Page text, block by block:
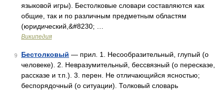
языковой игры). Бестолковые словари составляются как
общие, так и по различным предметным областям
(юридический,&#8230; …
Википедия
9 Бестолковый — прил. 1. Несообразительный, глупый (о
человеке). 2. Невразумительный, бессвязный (о пересказе,
рассказе и т.п.). 3. перен. Не отличающийся ясностью;
беспорядочный (о ситуации). Толковый словарь